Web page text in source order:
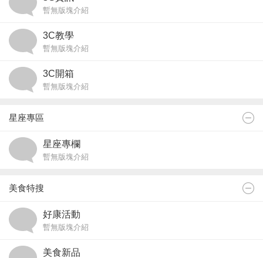
暫無版塊介紹
3C教學
暫無版塊介紹
3C開箱
暫無版塊介紹
星座專區
星座專欄
暫無版塊介紹
美食特搜
好康活動
暫無版塊介紹
美食新品